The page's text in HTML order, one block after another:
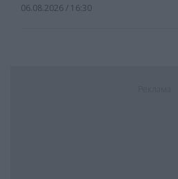
06.08.2026 / 16:30